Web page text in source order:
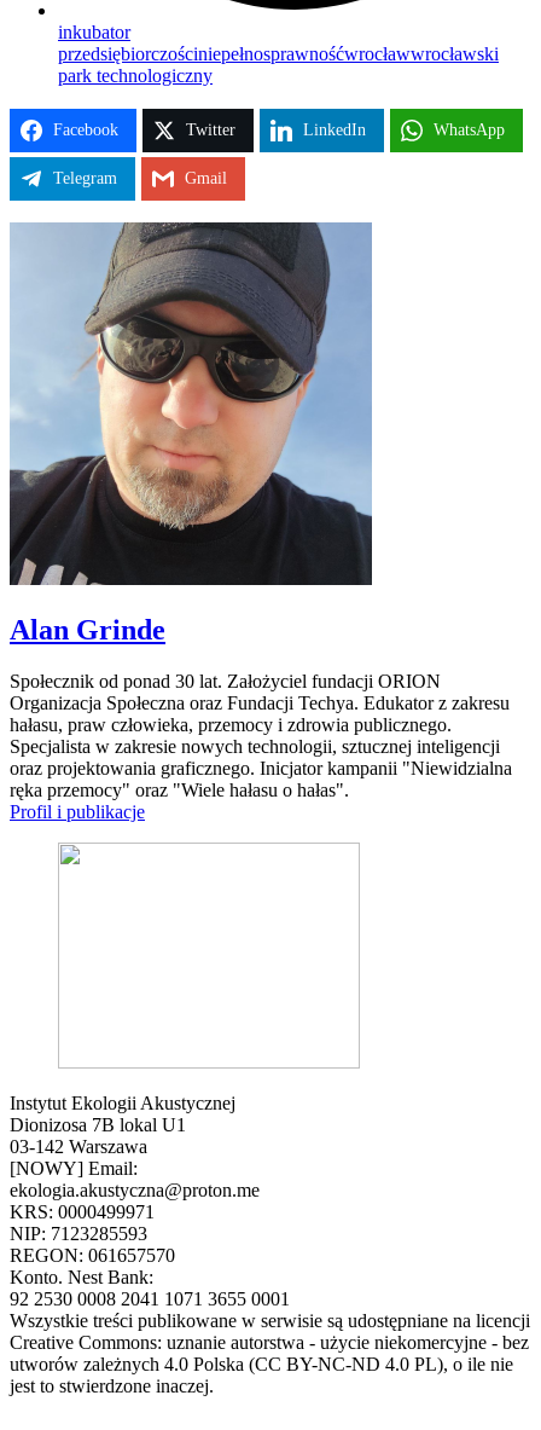
inkubator
przedsiębiorczościniepełnosprawnośćwrocławwrocławski
park technologiczny
Facebook Twitter LinkedIn WhatsApp
Telegram Gmail
Alan Grinde
Społecznik od ponad 30 lat. Założyciel fundacji ORION
Organizacja Społeczna oraz Fundacji Techya. Edukator z zakresu
hałasu, praw człowieka, przemocy i zdrowia publicznego.
Specjalista w zakresie nowych technologii, sztucznej inteligencji
oraz projektowania graficznego. Inicjator kampanii "Niewidzialna
ręka przemocy" oraz "Wiele hałasu o hałas".
Profil i publikacje
Instytut Ekologii Akustycznej
Dionizosa 7B lokal U1
03-142 Warszawa
[NOWY] Email:
ekologia.akustyczna@proton.me
KRS: 0000499971
NIP: 7123285593
REGON: 061657570
Konto. Nest Bank:
92 2530 0008 2041 1071 3655 0001
Wszystkie treści publikowane w serwisie są udostępniane na licencji
Creative Commons: uznanie autorstwa - użycie niekomercyjne - bez
utworów zależnych 4.0 Polska (CC BY-NC-ND 4.0 PL), o ile nie
jest to stwierdzone inaczej.